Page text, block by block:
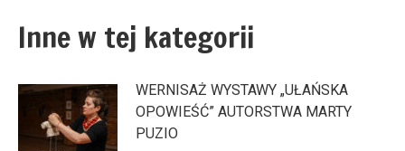
Inne w tej kategorii
WERNISAŻ WYSTAWY „UŁAŃSKA
OPOWIEŚĆ” AUTORSTWA MARTY
PUZIO